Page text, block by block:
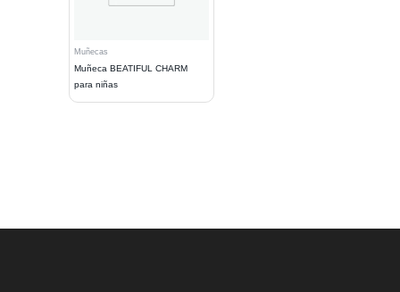
Muñecas
Muñeca BEATIFUL CHARM
para niñas